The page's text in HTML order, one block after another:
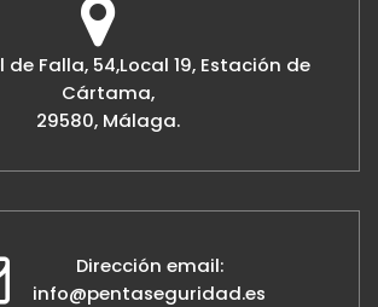
de Falla, 54,Local 19, Estación de
Cártama,
29580, Málaga.
Dirección email:
info@pentaseguridad.es